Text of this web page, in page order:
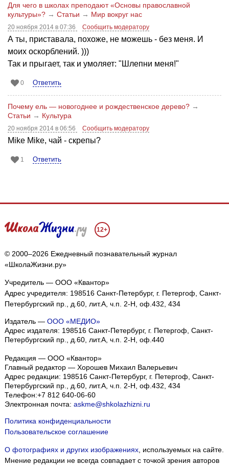
Для чего в школах преподают «Основы православной
культуры»? → Статьи → Мир вокруг нас
20 ноября 2014 в 07:36 Сообщить модератору
А ты, приставала, похоже, не можешь - без меня. И
моих оскорблений. )))
Так и прыгает, так и умоляет: "Шлепни меня!"
0 Ответить
Почему ель — новогоднее и рождественское дерево? →
Статьи → Культура
20 ноября 2014 в 06:56 Сообщить модератору
Mike Mike, чай - скрепы?
1 Ответить
12+
© 2000–2026 Ежедневный познавательный журнал
«ШколаЖизни.ру»
Учредитель — ООО «Квантор»
Адрес учредителя: 198516 Санкт-Петербург, г. Петергоф, Санкт-
Петербургский пр., д.60, лит.А, ч.п. 2-Н, оф.432, 434
Издатель — ООО «МЕДИО»
Адрес издателя: 198516 Санкт-Петербург, г. Петергоф, Санкт-
Петербургский пр., д.60, лит.А, ч.п. 2-Н, оф.440
Редакция — ООО «Квантор»
Главный редактор — Хорошев Михаил Валерьевич
Адрес редакции: 198516 Санкт-Петербург, г. Петергоф Санкт-
Петербургский пр., д.60, лит.А, ч.п. 2-Н, оф.432, 434
Телефон:+7 812 640-06-60
Электронная почта: askme@shkolazhizni.ru
Политика конфиденциальности
Пользовательское соглашение
О фотографиях и других изображениях, используемых на сайте.
Мнение редакции не всегда совпадает с точкой зрения авторов